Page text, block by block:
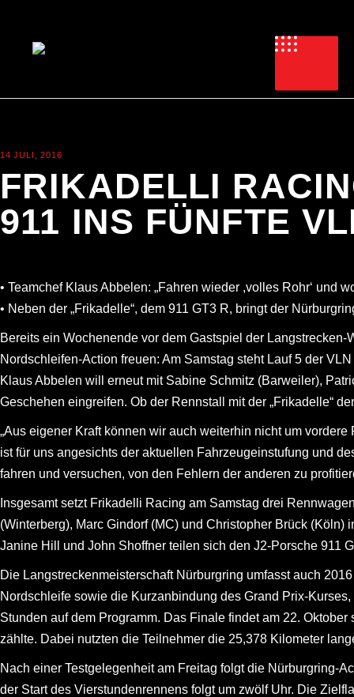
14 JULI, 2016
FRIKADELLI
911 INS FÜNFTE
• Teamchef Klaus Abbelen: „Fahren wieder ,volles Rohr‘ und
• Neben der „Frikadelle“, dem 911 GT3 R, bringt der
Bereits ein Wochenende vor dem Gastspiel der
Nordschleifen-Action freuen: Am Samstag steht Lauf 5 der
Klaus Abbelen will erneut mit Sabine Schmitz (Barweiler),
Geschehen eingreifen. Ob der Rennstall mit der „Frikadelle“
„Aus eigener Kraft können wir auch weiterhin nicht um
ist für uns angesichts der aktuellen Fahrzeugeinstufung und
fahren und versuchen, von den Fehlern der anderen zu
Insgesamt setzt Frikadelli Racing am Samstag drei
(Winterberg), Marc Gindorf (MC) und Christopher Brück
Janine Hill und John Shoffner teilen sich den J2-Porsche 911
Die Langstreckenmeisterschaft Nürburgring umfasst auch
Nordschleife sowie die Kurzanbindung des Grand Prix-
Stunden auf dem Programm. Das Finale findet am 22.
zählte. Dabei nutzten die Teilnehmer die 25,378 Kilometer
Nach einer Testgelegenheit am Freitag folgt die Nürburgring-
der Start des Vierstundenrennens folgt um zwölf Uhr. Die